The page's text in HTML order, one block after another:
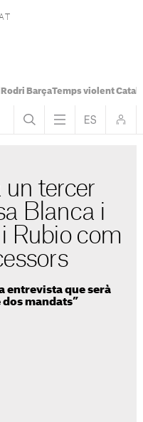
Rodri BarçaTemps violent
un tercer
Blanca i
Rubio com
entrevista que serà
mandats”